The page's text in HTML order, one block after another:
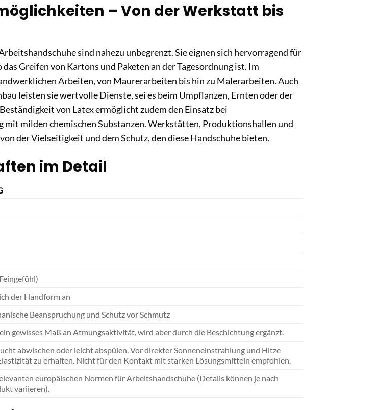
– Von der Werkstatt bis
sind nahezu unbegrenzt. Sie eignen sich hervorragend für
Greifen von Kartons und Paketen an der Tagesordnung ist. Im
Arbeiten, von Maurerarbeiten bis hin zu Malerarbeiten. Auch
leisten sie wertvolle Dienste, sei es beim Umpflanzen, Ernten oder der
von Latex ermöglicht zudem den Einsatz bei
mit milden chemischen Substanzen. Werkstätten, Produktionshallen und
der Vielseitigkeit und dem Schutz, den diese Handschuhe bieten.
im Detail
der Handform an
Beanspruchung und Schutz vor Schmutz
gewisses Maß an Atmungsaktivität, wird aber durch die Beschichtung ergänzt.
abwischen oder leicht abspülen. Vor direkter Sonneneinstrahlung und Hitze
zu erhalten. Nicht für den Kontakt mit starken Lösungsmitteln empfohlen.
europäischen Normen für Arbeitshandschuhe (Details können je nach
variieren).